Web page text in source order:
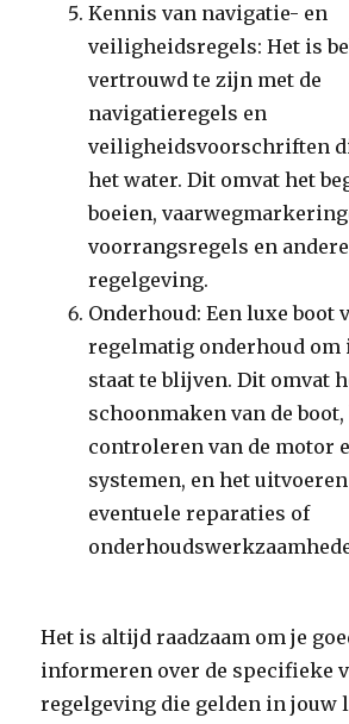
Kennis van navigatie- en
veiligheidsregels: Het is
vertrouwd te zijn met de
navigatieregels en
veiligheidsvoorschriften
het water. Dit omvat het
boeien,
voorrangsregels en
regelgeving.
Onderhoud: Een luxe boot
regelmatig onderhoud om
staat te blijven. Dit omvat
schoonmaken van de boot,
controleren van de motor
systemen, en het
eventuele reparaties of
Het is altijd raadzaam om je
informeren over de specifieke
regelgeving die gelden in jouw